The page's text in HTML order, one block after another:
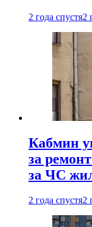
2 года спустя2
Кабмин
за
за ЧС
2 года спустя2